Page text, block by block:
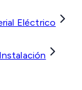
Eléctrico